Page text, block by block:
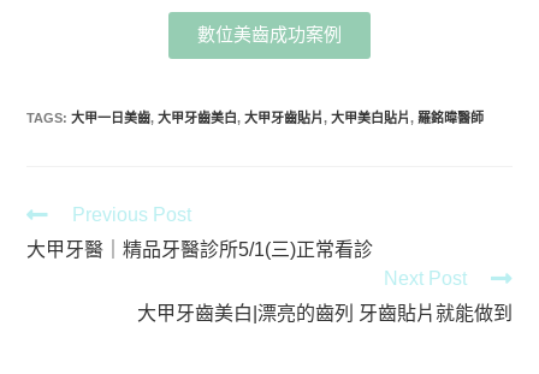
數位美齒成功案例
TAGS:大甲一日美齒, 大甲牙齒美白, 大甲牙齒貼片, 大甲美白貼片, 羅銘暐醫師
Previous Post
大甲牙醫｜精品牙醫診所5/1(三)正常看診
Next Post
大甲牙齒美白|漂亮的齒列 牙齒貼片就能做到